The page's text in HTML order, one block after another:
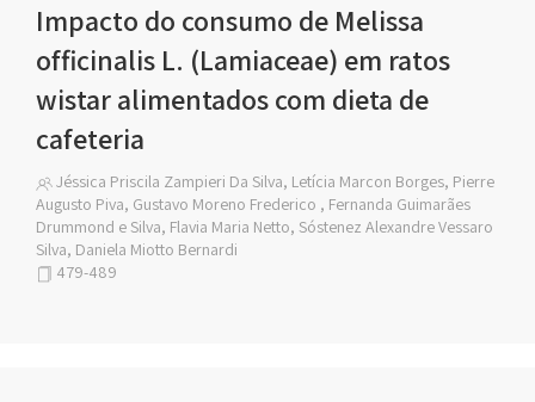
Impacto do consumo de Melissa
officinalis L. (Lamiaceae) em ratos
wistar alimentados com dieta de
cafeteria
Jéssica Priscila Zampieri Da Silva, Letícia Marcon Borges, Pierre
Augusto Piva, Gustavo Moreno Frederico , Fernanda Guimarães
Drummond e Silva, Flavia Maria Netto, Sóstenez Alexandre Vessaro
Silva, Daniela Miotto Bernardi
479-489